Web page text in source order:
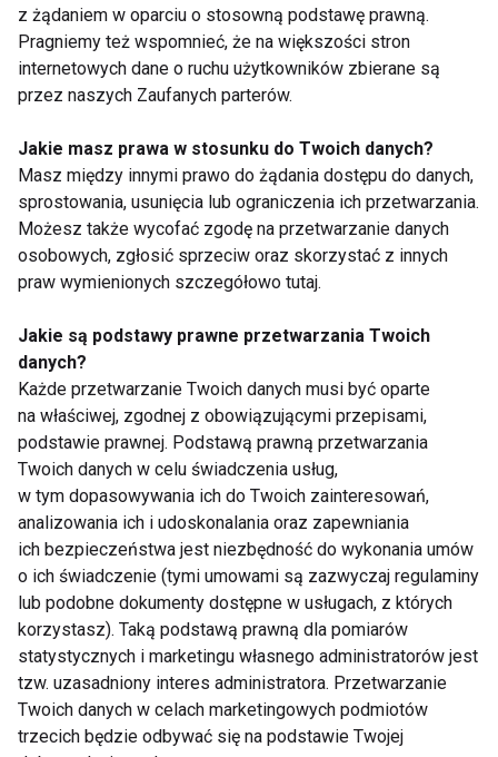
3 porady, jak uniknąć
zniszczenia plecaka
i…. kręgosłupa
Twojego dziecka
Jak wybrać
odpowiedni plecak dla
dziecka?
Płeć a choroby
kardiologiczne – jak
mężczyzna
Zdrowa przekąska dla
ucznia -
warto zapakować do
Jak dobrze
dopasować plecak?
Radzimy, jak wybrać
odpowiedni plecak
Pokaż więcej
Nie przegap nowości ze
z żądaniem w oparciu o stosowną podstawę prawną.
Pragniemy też wspomnieć, że na większości stron
internetowych dane o ruchu użytkowników zbierane są
przez naszych Zaufanych parterów.
Jakie masz prawa w stosunku do Twoich danych?
Masz między innymi prawo do żądania dostępu do danych,
sprostowania, usunięcia lub ograniczenia ich przetwarzania.
Możesz także wycofać zgodę na przetwarzanie danych
osobowych, zgłosić sprzeciw oraz skorzystać z innych
praw wymienionych szczegółowo tutaj.
Jakie są podstawy prawne przetwarzania Twoich
danych?
Każde przetwarzanie Twoich danych musi być oparte
na właściwej, zgodnej z obowiązującymi przepisami,
podstawie prawnej. Podstawą prawną przetwarzania
Twoich danych w celu świadczenia usług,
w tym dopasowywania ich do Twoich zainteresowań,
analizowania ich i udoskonalania oraz zapewniania
ich bezpieczeństwa jest niezbędność do wykonania umów
o ich świadczenie (tymi umowami są zazwyczaj regulaminy
lub podobne dokumenty dostępne w usługach, z których
korzystasz). Taką podstawą prawną dla pomiarów
statystycznych i marketingu własnego administratorów jest
tzw. uzasadniony interes administratora. Przetwarzanie
Twoich danych w celach marketingowych podmiotów
trzecich będzie odbywać się na podstawie Twojej